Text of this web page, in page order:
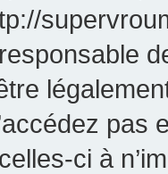
pas
ci à